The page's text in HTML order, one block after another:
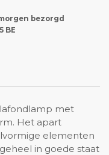
bezorgd
BE
met
Het apart
elementen
in goede staat